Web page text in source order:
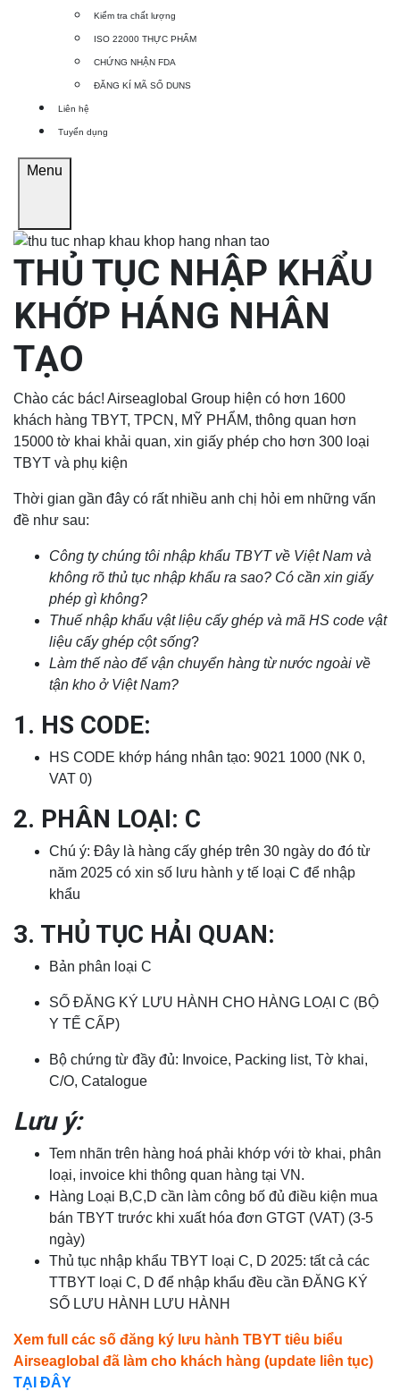
Kiểm tra chất lượng
ISO 22000 THỰC PHẨM
CHỨNG NHẬN FDA
ĐĂNG KÍ MÃ SỐ DUNS
Liên hệ
Tuyển dụng
Menu
THỦ TỤC NHẬP KHẨU
KHỚP HÁNG NHÂN
TẠO
Chào các bác! Airseaglobal Group hiện có hơn 1600
khách hàng TBYT, TPCN, MỸ PHẨM, thông quan hơn
15000 tờ khai khải quan, xin giấy phép cho hơn 300 loại
TBYT và phụ kiện
Thời gian gần đây có rất nhiều anh chị hỏi em những vấn
đề như sau:
Công ty chúng tôi nhập khẩu TBYT về Việt Nam và
không rõ thủ tục nhập khẩu ra sao? Có cần xin giấy
phép gì không?
Thuế nhập khẩu vật liệu cấy ghép và mã HS code vật
liệu cấy ghép cột sống?
Làm thế nào để vận chuyển hàng từ nước ngoài về
tận kho ở Việt Nam?
1. HS CODE:
HS CODE khớp háng nhân tạo: 9021 1000 (NK 0,
VAT 0)
2. PHÂN LOẠI: C
Chú ý: Đây là hàng cấy ghép trên 30 ngày do đó từ
năm 2025 có xin số lưu hành y tế loại C để nhập
khẩu
3. THỦ TỤC HẢI QUAN:
Bản phân loại C
SỐ ĐĂNG KÝ LƯU HÀNH CHO HÀNG LOẠI C (BỘ
Y TẾ CẤP)
Bộ chứng từ đầy đủ: Invoice, Packing list, Tờ khai,
C/O, Catalogue
Lưu ý:
Tem nhãn trên hàng hoá phải khớp với tờ khai, phân
loại, invoice khi thông quan hàng tại VN.
Hàng Loại B,C,D cần làm công bố đủ điều kiện mua
bán TBYT trước khi xuất hóa đơn GTGT (VAT) (3-5
ngày)
Thủ tục nhập khẩu TBYT loại C, D 2025: tất cả các
TTBYT loại C, D để nhập khẩu đều cần ĐĂNG KÝ
SỐ LƯU HÀNH LƯU HÀNH
Xem full các số đăng ký lưu hành TBYT tiêu biểu
Airseaglobal đã làm cho khách hàng (update liên tục)
TẠI ĐÂY